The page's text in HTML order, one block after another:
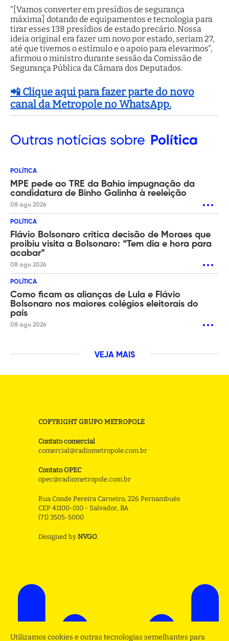
"[Vamos converter em presídios de segurança
máxima] dotando de equipamentos e tecnologia para
tirar esses 138 presídios de estado precário. Nossa
ideia original era fazer um novo por estado, seriam 27,
até que tivemos o estímulo e o apoio para elevarmos",
afirmou o ministro durante sessão da Comissão de
Segurança Pública da Câmara dos Deputados.
📲 Clique aqui para fazer parte do novo
canal da Metropole no WhatsApp.
Outras notícias sobre Política
POLÍTICA
MPE pede ao TRE da Bahia impugnação da
candidatura de Binho Galinha à reeleição
08 ago 2026
POLÍTICA
Flávio Bolsonaro critica decisão de Moraes que
proibiu visita a Bolsonaro: “Tem dia e hora para
acabar”
08 ago 2026
POLÍTICA
Como ficam as alianças de Lula e Flávio
Bolsonaro nos maiores colégios eleitorais do
país
08 ago 2026
VEJA MAIS
COPYRIGHT GRUPO METROPOLE
Contato comercial
comercial@radiometropole.com.br
Contato OPEC
opec@radiometropole.com.br
Rua Conde Pereira Carneiro, 226 Pernambués
CEP 41100-010 - Salvador, BA
(71) 3505-5000
Designed by NVGO.
Utilizamos cookies e outras tecnologias semelhantes para